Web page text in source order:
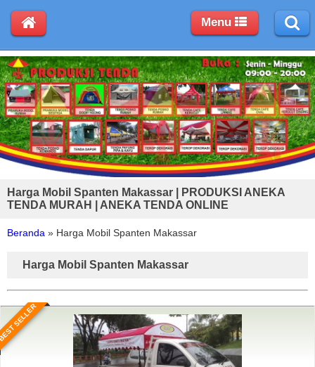
Harga Mobil Spanten Makassar | PRODUKSI ANEKA
TENDA MURAH | ANEKA TENDA ONLINE
Beranda » Harga Mobil Spanten Makassar
Harga Mobil Spanten Makassar
SELLER
Menu